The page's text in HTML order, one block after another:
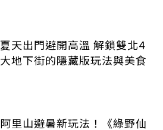
夏天出門避開高溫 解鎖雙北4
大地下街的隱藏版玩法與美食
阿里山避暑新玩法！《綠野仙